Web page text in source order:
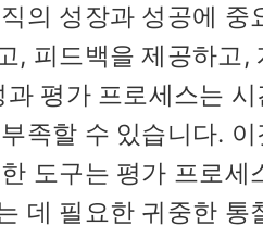
의 성장과 성공에
, 피드백을 제공하고
평가 프로세스는
족할 수 있습니다.
도구는 평가 프로
데 필요한 귀중한 통